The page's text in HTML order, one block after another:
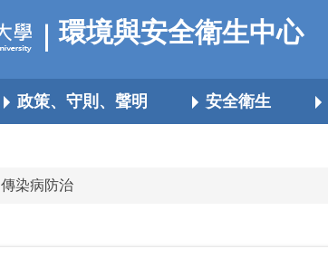
環境與安全衛生中心
政策、守則、聲明 安全衛生
傳染病防治